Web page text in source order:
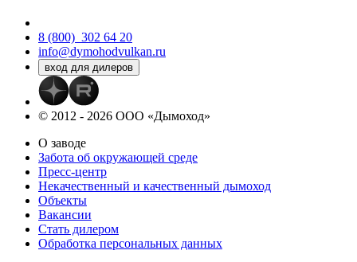
8 (800) 302 64 20
info@dymohodvulkan.ru
© 2012 - 2026 ООО «Дымоход»
О заводе
Забота об окружающей среде
Пресс-центр
Некачественный и качественный дымоход
Объекты
Вакансии
Стать дилером
Обработка персональных данных